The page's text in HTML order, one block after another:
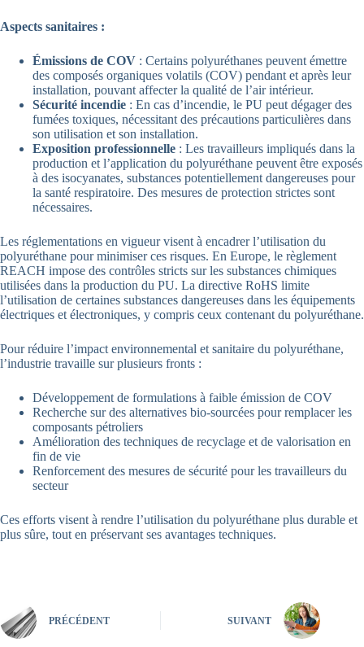
Aspects sanitaires :
Émissions de COV : Certains polyuréthanes peuvent émettre
des composés organiques volatils (COV) pendant et après leur
installation, pouvant affecter la qualité de l’air intérieur.
Sécurité incendie : En cas d’incendie, le PU peut dégager des
fumées toxiques, nécessitant des précautions particulières dans
son utilisation et son installation.
Exposition professionnelle : Les travailleurs impliqués dans la
production et l’application du polyuréthane peuvent être exposés
à des isocyanates, substances potentiellement dangereuses pour
la santé respiratoire. Des mesures de protection strictes sont
nécessaires.
Les réglementations en vigueur visent à encadrer l’utilisation du
polyuréthane pour minimiser ces risques. En Europe, le règlement
REACH impose des contrôles stricts sur les substances chimiques
utilisées dans la production du PU. La directive RoHS limite
l’utilisation de certaines substances dangereuses dans les équipements
électriques et électroniques, y compris ceux contenant du polyuréthane.
Pour réduire l’impact environnemental et sanitaire du polyuréthane,
l’industrie travaille sur plusieurs fronts :
Développement de formulations à faible émission de COV
Recherche sur des alternatives bio-sourcées pour remplacer les
composants pétroliers
Amélioration des techniques de recyclage et de valorisation en
fin de vie
Renforcement des mesures de sécurité pour les travailleurs du
secteur
Ces efforts visent à rendre l’utilisation du polyuréthane plus durable et
plus sûre, tout en préservant ses avantages techniques.
PRÉCÉDENT SUIVANT